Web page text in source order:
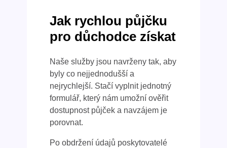
Jak rychlou půjčku
pro důchodce získat
Naše služby jsou navrženy tak, aby
byly co nejjednodušší a
nejrychlejší. Stačí vyplnit jednotný
formulář, který nám umožní ověřit
dostupnost půjček a navzájem je
porovnat.
Po obdržení údajů poskytovatelé